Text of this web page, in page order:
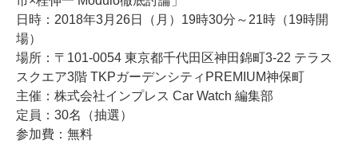
日時：2018年3月26日（月）19時30分～21時（19時開
場）
場所：〒101-0054 東京都千代田区神田錦町3-22 テラス
スクエア3階 TKPガーデンシティPREMIUM神保町
主催：株式会社インプレス Car Watch 編集部
定員：30名（抽選）
参加費：無料